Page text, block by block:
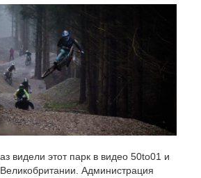
видели этот парк в видео 50to01 и
Великобритании. Администрация